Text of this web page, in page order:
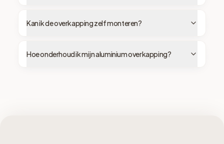
Kan ik de overkapping zelf monteren?
Hoe onderhoud ik mijn aluminium overkapping?